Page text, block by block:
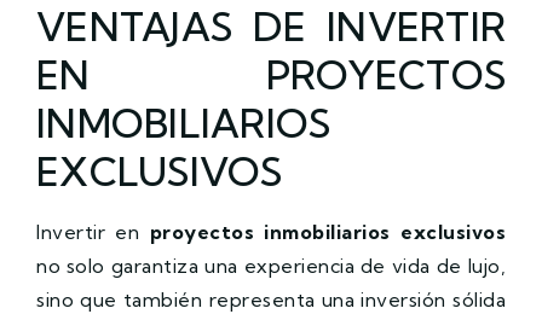
VENTAJAS DE INVERTIR
EN PROYECTOS
INMOBILIARIOS
EXCLUSIVOS
Invertir en proyectos inmobiliarios exclusivos
no solo garantiza una experiencia de vida de lujo,
sino que también representa una inversión sólida